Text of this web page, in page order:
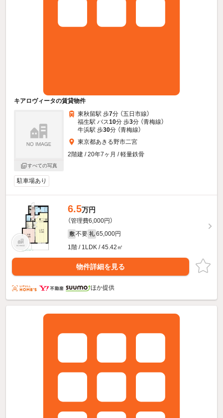
キアロヴィータの賃貸物件
すべての写真
東秋留駅 歩7分 （五日市線）
福生駅 バス10分 歩3分 （青梅線）
牛浜駅 歩30分 （青梅線）
東京都あきる野市二宮
2階建 / 20年7ヶ月 / 軽量鉄骨
駐車場あり
6.5万円
（管理費6,000円）
敷 不要 礼 65,000円
1階 / 1LDK / 45.42㎡
物件詳細を見る
ほか提供